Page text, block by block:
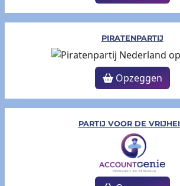
PIRATENPARTIJ
Opzeggen
PARTIJ VOOR DE